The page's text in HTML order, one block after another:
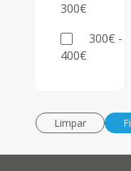
300€
300€ -
400€
Limpar